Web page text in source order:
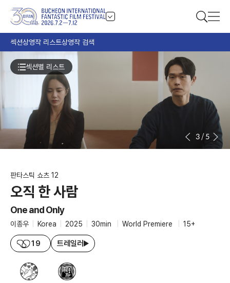
섹션상영작 리스트상영작 검색
3/5
판타스틱 쇼츠 12
오직 한 사람
One and Only
이종우 Korea 2025 30min World Premiere 15+
19 트레일러
섹션별 리스트